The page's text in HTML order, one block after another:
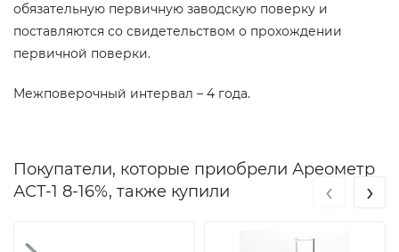
обязательную первичную заводскую поверку и
поставляются со свидетельством о прохождении
первичной поверки.
Межповерочный интервал – 4 года.
Покупатели, которые приобрели Ареометр
АСТ-1 8-16%, также купили
‹ ›